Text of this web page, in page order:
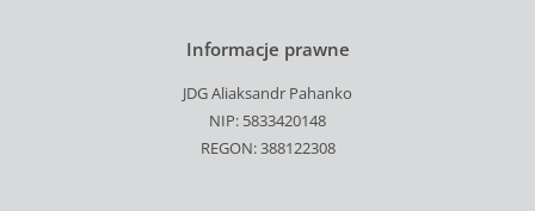
Informacje prawne
JDG Aliaksandr Pahanko
NIP: 5833420148
REGON: 388122308